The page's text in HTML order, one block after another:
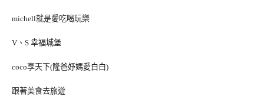
michell就是愛吃喝玩樂
V、S 幸福城堡
coco享天下(隆爸妤媽愛白白)
跟著美食去旅遊